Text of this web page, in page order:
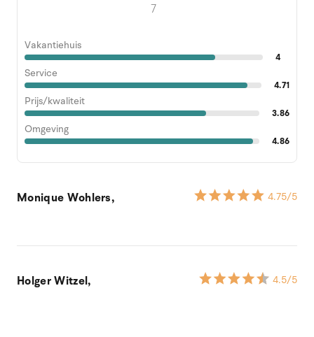
7
Vakantiehuis
4
Service
4.71
Prijs/kwaliteit
3.86
Omgeving
4.86
Monique Wohlers, 4.75/5
Holger Witzel, 4.5/5